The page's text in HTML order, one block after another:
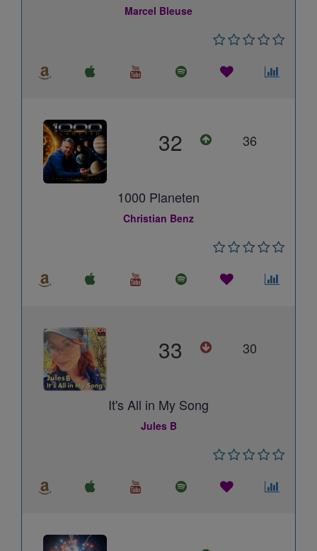
Marcel Bleuse
32 36
1000 Planeten
Christian Benz
33 30
It's All in My Song
Jules B